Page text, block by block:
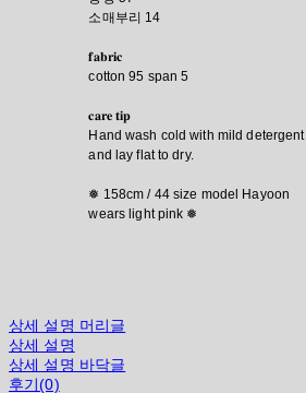
소매부리 14
𝐟𝐚𝐛𝐫𝐢𝐜
cotton 95 span 5
𝐜𝐚𝐫𝐞 𝐭𝐢𝐩
Hand wash cold with mild detergent
and lay flat to dry.
❅ 158cm / 44 size model Hayoon
wears light pink ❅
상세 설명 머리글
상세 설명
상세 설명 바닥글
후기(0)